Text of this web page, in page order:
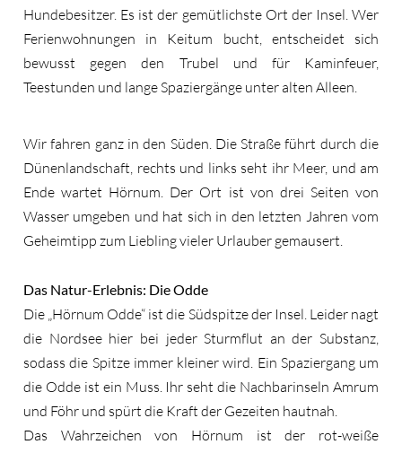
Hundebesitzer. Es ist der gemütlichste Ort der Insel. Wer
Ferienwohnungen in Keitum bucht, entscheidet sich
bewusst gegen den Trubel und für Kaminfeuer,
Teestunden und lange Spaziergänge unter alten Alleen.
Wir fahren ganz in den Süden. Die Straße führt durch die
Dünenlandschaft, rechts und links seht ihr Meer, und am
Ende wartet Hörnum. Der Ort ist von drei Seiten von
Wasser umgeben und hat sich in den letzten Jahren vom
Geheimtipp zum Liebling vieler Urlauber gemausert.
Das Natur-Erlebnis: Die Odde
Die „Hörnum Odde“ ist die Südspitze der Insel. Leider nagt
die Nordsee hier bei jeder Sturmflut an der Substanz,
sodass die Spitze immer kleiner wird. Ein Spaziergang um
die Odde ist ein Muss. Ihr seht die Nachbarinseln Amrum
und Föhr und spürt die Kraft der Gezeiten hautnah.
Das Wahrzeichen von Hörnum ist der rot-weiße